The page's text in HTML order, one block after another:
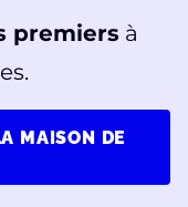
premiers à
MAISON DE